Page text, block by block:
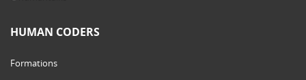
HUMAN CODERS
Formations